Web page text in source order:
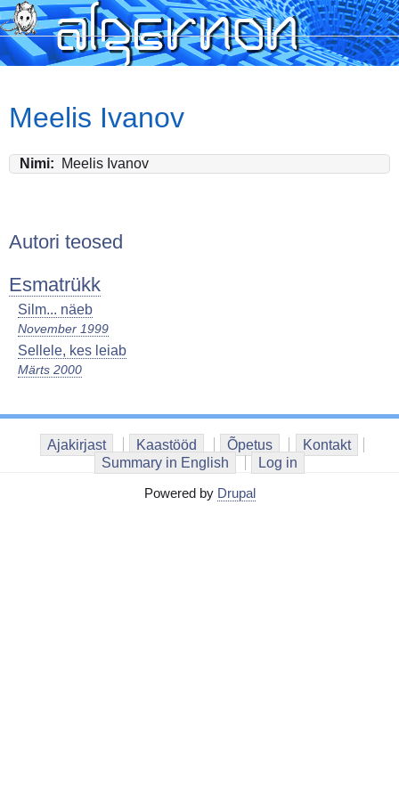
Skip
to
main
content
Meelis Ivanov
Nimi Meelis Ivanov
Autori teosed
Esmatrükk
Silm... näeb
November 1999
Sellele, kes leiab
Märts 2000
Ajakirjast Kaastööd Õpetus
Kontakt
Summary in English
Log in
Powered by Drupal